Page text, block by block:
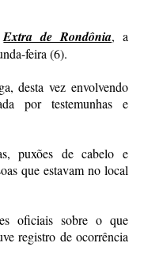
Extra de Rondônia, a
feira (6).
desta vez envolvendo
por testemunhas e
puxões de cabelo e
que estavam no local
oficiais sobre o que
registro de ocorrência